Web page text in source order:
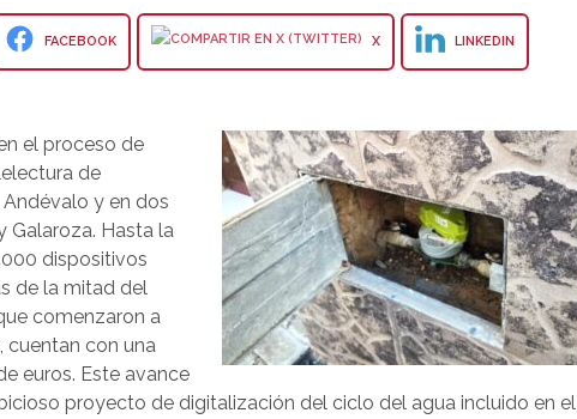
FACEBOOK X LINKEDIN
el proceso de
de
y en dos
Galaroza. Hasta la
dispositivos
de la mitad del
comenzaron a
cuentan con una
euros. Este avance
proyecto de digitalización del ciclo del agua incluido en el